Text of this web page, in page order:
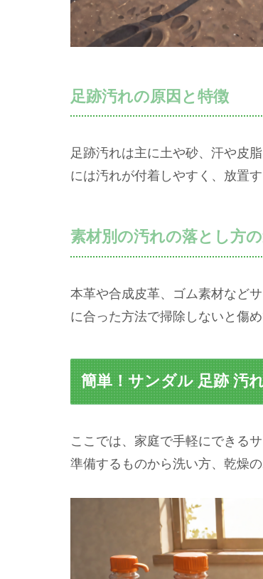
足跡汚れの原因と特徴
足跡汚れは主に土や砂、汗や皮
には汚れが付着しやすく、放置
素材別の汚れの落とし方
本革や合成皮革、ゴム素材など
に合った方法で掃除しないと傷
簡単！サンダル 足跡 汚
ここでは、家庭で手軽にできる
準備するものから洗い方、乾燥